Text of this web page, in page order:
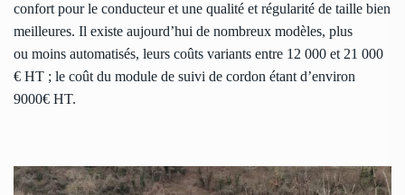
confort pour le conducteur et une qualité et régularité de taille bien
meilleures. Il existe aujourd’hui de nombreux modèles, plus
ou moins automatisés, leurs coûts variants entre 12 000 et 21 000
€ HT ; le coût du module de suivi de cordon étant d’environ
9000€ HT.